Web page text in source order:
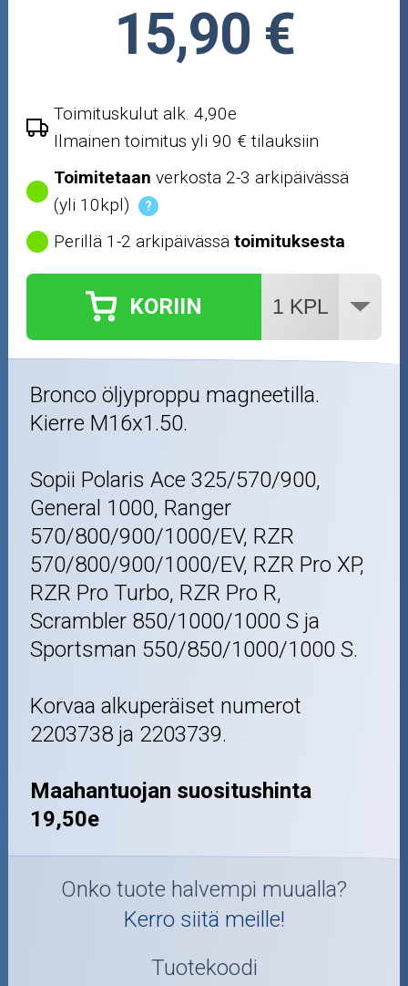
Outlet-tuotteet15,90 €
Toimituskulut alk. 4,90e
Ilmainen toimitus yli 90 € tilauksiin
Toimitetaan verkosta 2-3 arkipäivässä
(yli 10kpl)
?
Perillä 1-2 arkipäivässätoimituksesta
KORIIN
Bronco öljyproppu magneetilla.
Kierre M16x1.50.
Sopii Polaris Ace 325/570/900,
General 1000, Ranger
570/800/900/1000/EV, RZR
570/800/900/1000/EV, RZR Pro XP,
RZR Pro Turbo, RZR Pro R,
Scrambler 850/1000/1000 S ja
Sportsman 550/850/1000/1000 S.
Korvaa alkuperäiset numerot
2203738 ja 2203739.
Maahantuojan suositushinta
19,50e
Onko tuote halvempi muualla?
Kerro siitä meille!
Tuotekoodi